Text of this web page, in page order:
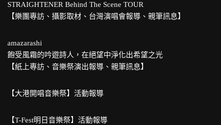
STRAIGHTENER Behind The Scene TOUR
【樂團專訪、攝影取材、台灣演唱會報導、親筆訊息】
amazarashi
飽受風霜的吟遊詩人，在絕望中淨化出希望之光
【紙上專訪、音樂祭演出報導、親筆訊息】
【大港開唱音樂祭】活動報導
【T-Fest明日音樂祭】活動報導